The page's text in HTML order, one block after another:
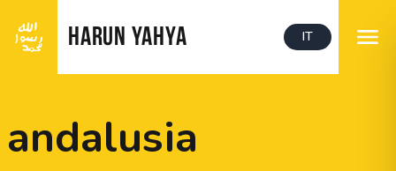
HARUN YAHYA IT
andalusia